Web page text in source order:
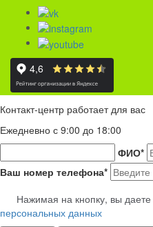
Контакт-центр работает для вас
Ежедневно с 9:00 до 18:00
ФИО*
Ваш номер телефона*
Нажимая на кнопку, вы даете
персональных данных